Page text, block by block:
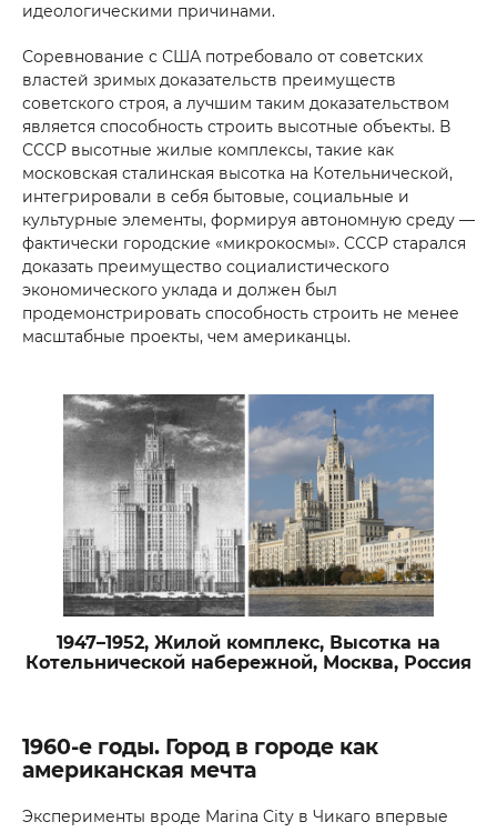
идеологическими причинами.
Соревнование с США потребовало от советских
властей зримых доказательств преимуществ
советского строя, а лучшим таким доказательством
является способность строить высотные объекты. В
СССР высотные жилые комплексы, такие как
московская сталинская высотка на Котельнической,
интегрировали в себя бытовые, социальные и
культурные элементы, формируя автономную среду —
фактически городские «микрокосмы». СССР старался
доказать преимущество социалистического
экономического уклада и должен был
продемонстрировать способность строить не менее
масштабные проекты, чем американцы.
1947–1952, Жилой комплекс, Высотка на
Котельнической набережной, Москва, Россия
1960-е годы. Город в городе как
американская мечта
Эксперименты вроде Marina City в Чикаго впервые